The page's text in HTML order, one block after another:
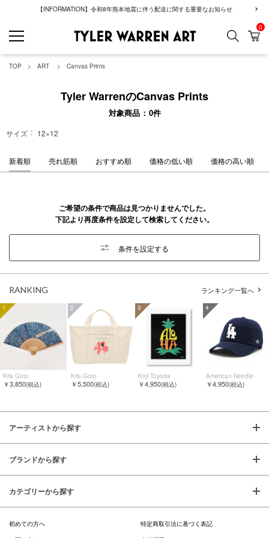
【INFORMATION】令和8年熊本地震に伴う配送に関する重要なお知らせ
GREENROOM
検索 カ
0
TOP ART Canvas Prints
Tyler WarrenのCanvas Prints
対象商品 0件
サイズ 12×12
新着順 売れ筋順 おすすめ順 価格の低い順 価格の高い順
ご希望の条件で商品は見つかりませんでした。
下記より再度条件を設定して検索してください。
条件を設定する
RANKING ランキング一覧へ
1
Kris Goto
￥3,850(税込)
2
Kris Goto
￥5,500(税込)
3
Koji Toyoda
￥4,950(税込)
4
American Needle
￥4,950(税込)
アーティストから探す
ブランドから探す
カテゴリーから探す
初めての方へ
特定商取引法に基づく表記